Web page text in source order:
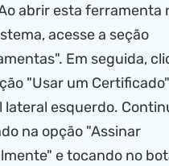
abrir esta ferramenta
acesse a seção
Em seguida,
"Usar um
lateral esquerdo.
na opção "Assinar
e tocando no